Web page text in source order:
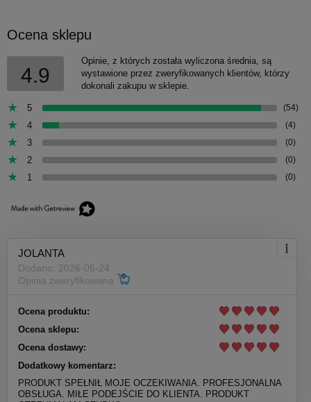
Ocena sklepu
4.9
Opinie, z których została wyliczona średnia, są
wystawione przez zweryfikowanych klientów, którzy
dokonali zakupu w sklepie.
5 (54)
4 (4)
3 (0)
2 (0)
1 (0)
JOLANTA
Dodano: 2026-05-24
Opinia zweryfikowana
Ocena produktu:
Ocena sklepu:
Ocena dostawy:
Dodatkowy komentarz:
PRODUKT SPEŁNIŁ MOJE OCZEKIWANIA. PROFESJONALNA
OBSŁUGA. MIŁE PODEJŚCIE DO KLIENTA. PRODUKT